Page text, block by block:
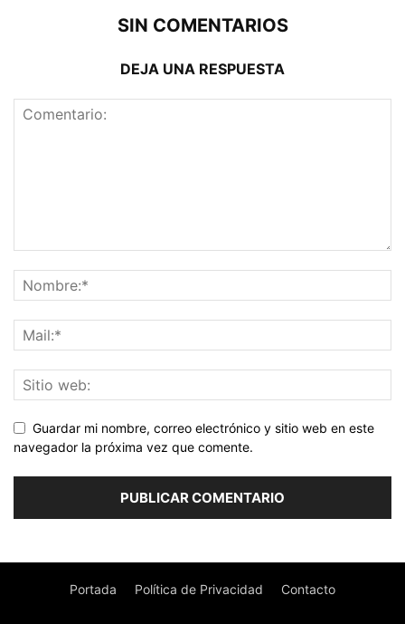
SIN COMENTARIOS
DEJA UNA RESPUESTA
Guardar mi nombre, correo electrónico y sitio web en este
navegador la próxima vez que comente.
Portada Política de Privacidad Contacto